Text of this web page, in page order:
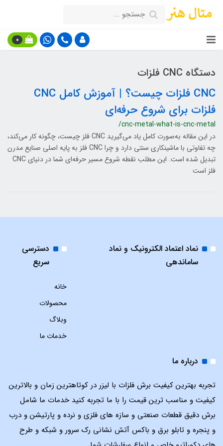
0
دستگاه CNC فلزات
CNC فلزات چیست؟ | آموزش کامل CNC
فلزات برای شروع حرفه‌ای
/cnc-metal-what-is-cnc-metal
در این مقاله به‌صورت کامل یاد می‌گیرید CNC فلز چیست، چگونه کار می‌کند،
چه تفاوتی با ماشینکاری سنتی دارد و چرا CNC فلز به پایه اصلی صنایع مدرن
تبدیل شده است. این مطلب نقطه شروع مسیر حرفه‌ای شما در دنیای CNC
فلز است
نماد اعتماد الکترونیک و نماد
ساماندهی
دسترسی
سریع
خانه
محصولات
وبلاگ
خدمات ما
درباره ما
تجربه بهترین کیفیت برش فلزات با لیزر در کوتاهترین زمان و بالاترین
کیفیت و مناسب ترین قیمت را با ما تجربه کنید خدمات ما شامل
برش دقیق قطعات صنعتی و سازه های فلزی و نرده و پارتیشن و درب
و پنجره و تابلو برق و باکس آتش نشانی رک سرور و شبکه و طرح